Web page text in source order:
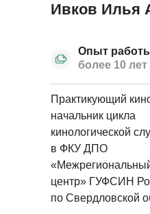
Ивков Илья
Опыт
более 10 лет
Практикующий
начальник цикла
кинологической
в ФКУ ДПО
центр» ГУФСИН
по Свердловской